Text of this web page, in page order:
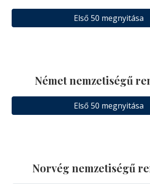
Első 50 megnyitása
Német nemzetiségű
Első 50 megnyitása
Norvég nemzetiségű